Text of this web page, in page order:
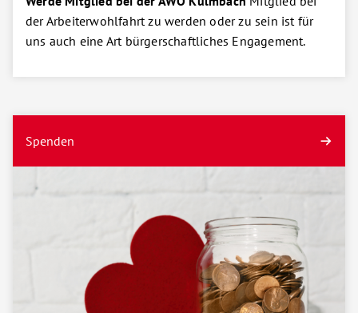
der Arbeiterwohlfahrt zu werden oder zu sein ist für
uns auch eine Art bürgerschaftliches Engagement.
Spenden